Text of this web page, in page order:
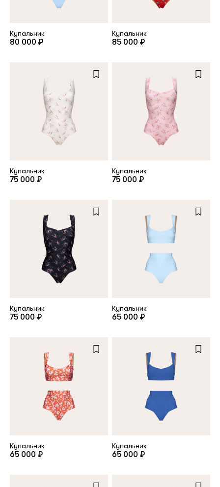
Пароль
Запомнить меня
Купальник
80 000 ₽
Купальник
85 000 ₽
Купальник
75 000 ₽
Купальник
75 000 ₽
Купальник
75 000 ₽
Купальник
65 000 ₽
Купальник
65 000 ₽
Купальник
65 000 ₽